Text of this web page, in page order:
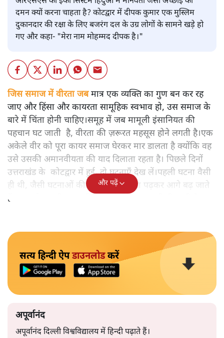
दमन क्यों करना चाहता है? कोटद्वार में दीपक कुमार एक मुस्लिम
दुकानदार की रक्षा के लिए बजरंग दल के उग्र लोगों के सामने खड़े हो
गए और कहा- "मेरा नाम मोहम्मद दीपक है।"
जिस समाज में वीरता जबमात्र एक व्यक्ति का गुण बन कर रह
जाए और हिंसा और कायरता सामूहिक स्वभाव हो, उस समाज के
बारे में चिंता होनी चाहिए।समूह में जब मामूली इंसानियत की
पहचान घट जाती है, वीरता की ज़रूरत महसूस होने लगती है।एक
अकेले वीर को पूरा कायर समाज घेरकर मार डालता है क्योंकि वह
उसे उसकी अमानवीयता की याद दिलाता रहता है। पिछले दिनों
उत्तराखंड के कोटद्वार में हुई दो घटनाएँ देख लें।पहली घटना वैसी
ही थी, जैसी घटनाओं की खबर हम रोज़ाना पढ़कर आगे बढ़ जाते
हैं।भारत के तक़रीबन हर हिस्से से ऐसी खबर आती ही रहती है।
और पढ़ें
सत्य हिन्दी ऐपडाउनलोडकरें
अपूर्वानंद
अपूर्वानंद दिल्ली विश्वविद्यालय में हिन्दी पढ़ाते हैं।